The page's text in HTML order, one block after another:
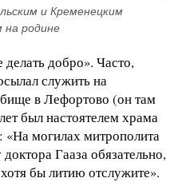
и Кременецким
на родине
добро». Часто,
служить на
в Лефортово (он там
был настоятелем храма
могилах митрополита
Гааза обязательно,
бы литию отслужите».